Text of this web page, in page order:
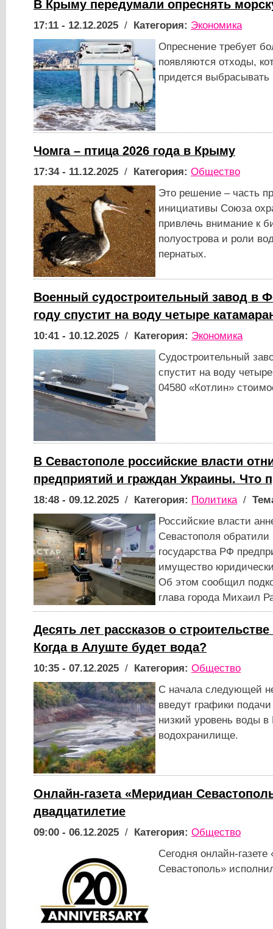
В Крыму передумали опреснять
17:11 - 12.12.2025 / Категория: Экономика
Опреснение требует
появляются отходы,
придется выбрасывать
Чомга – птица 2026 года в Крыму
17:34 - 11.12.2025 / Категория: Общество
Это решение – часть
инициативы Союза
привлечь внимание к
полуострова и роли
пернатых.
Военный судостроительный завод в
году спустит на воду четыре
10:41 - 10.12.2025 / Категория: Экономика
Судостроительный
спустит на воду
04580 «Котлин»
В Севастополе российские власти
предприятий и граждан Украины. Что
18:48 - 09.12.2025 / Категория: Политика/
Российские власти
Севастополя обратили
государства РФ
имущество
Об этом сообщил
глава города Михаил
Десять лет рассказов о
Когда в Алуште будет вода?
10:35 - 07.12.2025 / Категория: Общество
С начала следующей
введут графики
низкий уровень воды
водохранилище.
Онлайн-газета «Меридиан
двадцатилетие
09:00 - 06.12.2025 / Категория: Общество
​​​​​​​Сегодня онлайн-
Севастополь»